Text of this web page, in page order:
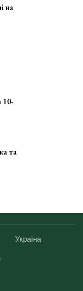
на
10-
та
Україна